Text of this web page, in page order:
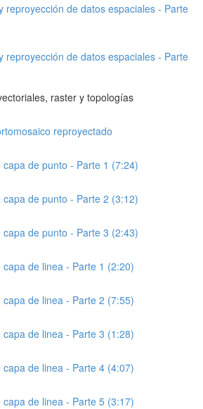
reproyección de datos espaciales - Parte
reproyección de datos espaciales - Parte
raster y topologías
reproyectado
capa de punto - Parte 1 (7:24)
capa de punto - Parte 2 (3:12)
capa de punto - Parte 3 (2:43)
de linea - Parte 1 (2:20)
de linea - Parte 2 (7:55)
de linea - Parte 3 (1:28)
de linea - Parte 4 (4:07)
de linea - Parte 5 (3:17)